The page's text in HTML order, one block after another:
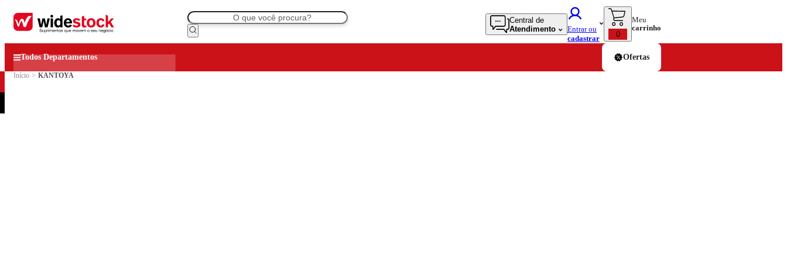
Central de
Atendimento
Entrar ou
cadastrar
0
Meu
carrinho
Todos Departamentos Ofertas
Início > KANTOYA